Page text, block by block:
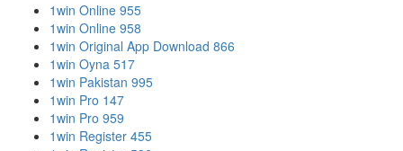
1win Online 955
1win Online 958
1win Original App Download 866
1win Oyna 517
1win Pakistan 995
1win Pro 147
1win Pro 959
1win Register 455